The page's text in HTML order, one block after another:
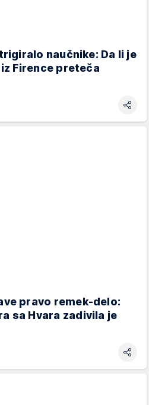
naučnike: Da li je
Firence preteča
pravo remek-delo:
sa Hvara zadivila je